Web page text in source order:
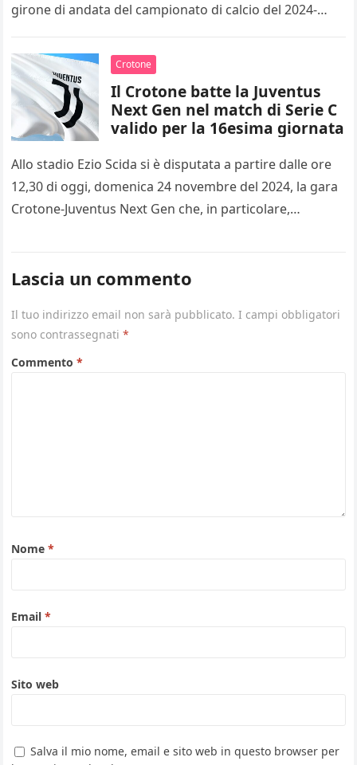
girone di andata del campionato di calcio del 2024-
Crotone
Il Crotone batte la Juventus
Next Gen nel match di Serie C
valido per la 16esima giornata
Allo stadio Ezio Scida si è disputata a partire dalle ore
12,30 di oggi, domenica 24 novembre del 2024, la gara
Crotone-Juventus Next Gen che, in particolare,…
Lascia un commento
Il tuo indirizzo email non sarà pubblicato. I campi obbligatori
sono contrassegnati*
Commento*
Nome*
Email*
Sito web
Salva il mio nome, email e sito web in questo browser per